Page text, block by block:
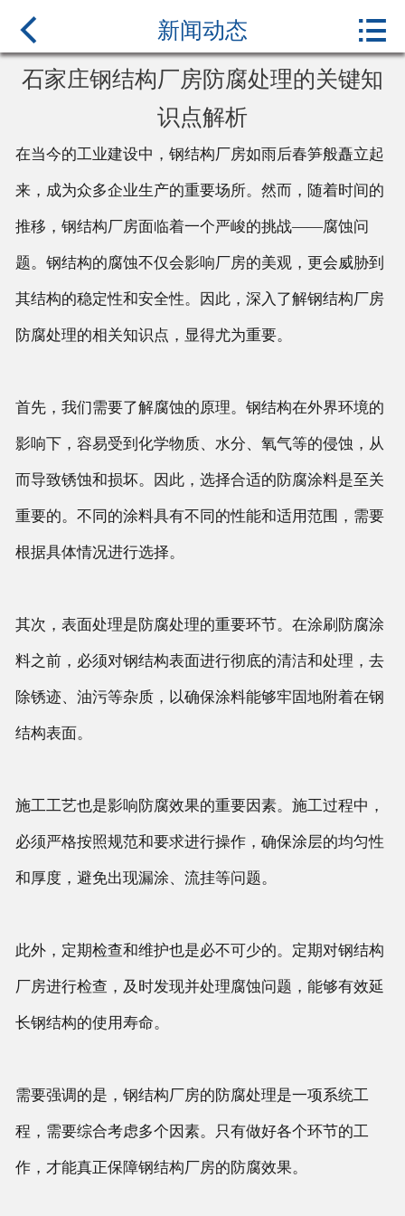
关于我们
新闻中心
案例展示
联系我们
 新闻动态 
石家庄钢结构厂房防腐处理的关键知
识点解析
在当今的工业建设中，钢结构厂房如雨后春笋般矗立起
来，成为众多企业生产的重要场所。然而，随着时间的
推移，钢结构厂房面临着一个严峻的挑战——腐蚀问
题。钢结构的腐蚀不仅会影响厂房的美观，更会威胁到
其结构的稳定性和安全性。因此，深入了解钢结构厂房
防腐处理的相关知识点，显得尤为重要。
首先，我们需要了解腐蚀的原理。钢结构在外界环境的
影响下，容易受到化学物质、水分、氧气等的侵蚀，从
而导致锈蚀和损坏。因此，选择合适的防腐涂料是至关
重要的。不同的涂料具有不同的性能和适用范围，需要
根据具体情况进行选择。
其次，表面处理是防腐处理的重要环节。在涂刷防腐涂
料之前，必须对钢结构表面进行彻底的清洁和处理，去
除锈迹、油污等杂质，以确保涂料能够牢固地附着在钢
结构表面。
施工工艺也是影响防腐效果的重要因素。施工过程中，
必须严格按照规范和要求进行操作，确保涂层的均匀性
和厚度，避免出现漏涂、流挂等问题。
此外，定期检查和维护也是必不可少的。定期对钢结构
厂房进行检查，及时发现并处理腐蚀问题，能够有效延
长钢结构的使用寿命。
需要强调的是，钢结构厂房的防腐处理是一项系统工
程，需要综合考虑多个因素。只有做好各个环节的工
作，才能真正保障钢结构厂房的防腐效果。